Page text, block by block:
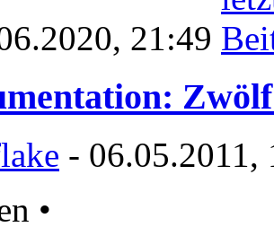
21:49
- 06.05.2011,
•